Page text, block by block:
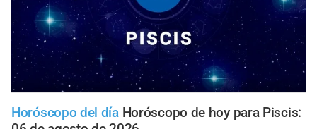
Horóscopo del día Horóscopo de hoy para Piscis: